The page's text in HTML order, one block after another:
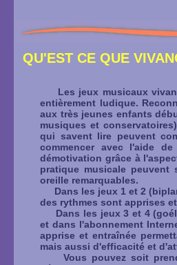
QU'EST CE QUE
Les jeux musicaux
entièrement ludique.
aux très jeunes enfants
musiques et
qui savent lire peuvent
commencer avec l'aide
démotivation grâce à
pratique musicale
oreille remarquables.
Dans les jeux 1 et 2
des rythmes sont apprises
Dans les jeux 3 et 4
et dans l'abonnement
apprise et entraînée
mais aussi d'efficacité et
Vous pouvez soit